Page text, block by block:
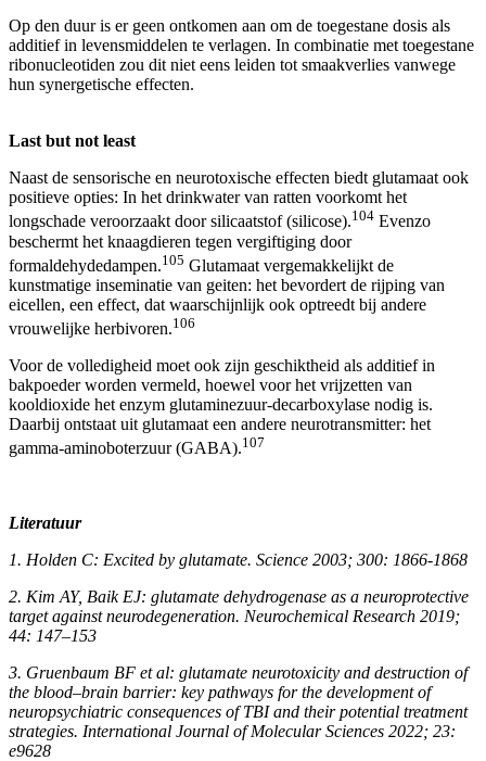
Op den duur is er geen ontkomen aan om de toegestane dosis als
additief in levensmiddelen te verlagen. In combinatie met toegestane
ribonucleotiden zou dit niet eens leiden tot smaakverlies vanwege
hun synergetische effecten.
Last but not least
Naast de sensorische en neurotoxische effecten biedt glutamaat ook
positieve opties: In het drinkwater van ratten voorkomt het
longschade veroorzaakt door silicaatstof (silicose).104 Evenzo
beschermt het knaagdieren tegen vergiftiging door
formaldehydedampen.105 Glutamaat vergemakkelijkt de
kunstmatige inseminatie van geiten: het bevordert de rijping van
eicellen, een effect, dat waarschijnlijk ook optreedt bij andere
vrouwelijke herbivoren.106
Voor de volledigheid moet ook zijn geschiktheid als additief in
bakpoeder worden vermeld, hoewel voor het vrijzetten van
kooldioxide het enzym glutaminezuur-decarboxylase nodig is.
Daarbij ontstaat uit glutamaat een andere neurotransmitter: het
gamma-aminoboterzuur (GABA).107
Literatuur
1. Holden C: Excited by glutamate. Science 2003; 300: 1866-1868
2. Kim AY, Baik EJ: glutamate dehydrogenase as a neuroprotective
target against neurodegeneration. Neurochemical Research 2019;
44: 147–153
3. Gruenbaum BF et al: glutamate neurotoxicity and destruction of
the blood–brain barrier: key pathways for the development of
neuropsychiatric consequences of TBI and their potential treatment
strategies. International Journal of Molecular Sciences 2022; 23:
e9628